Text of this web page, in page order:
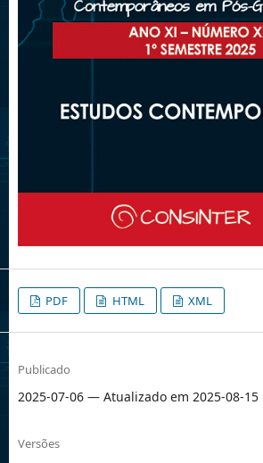
PDF HTML XML
Publicado
2025-07-06 — Atualizado em 2025-08-15
Versões